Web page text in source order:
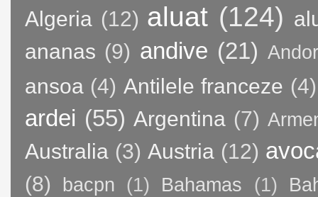
Algeria (12) aluat (124)
ananas (9) andive (21)
ansoa (4) Antilele franceze (4)
ardei (55) Argentina (7)
Australia (3) Austria (12)
(8) bacpn (1) Bahamas (1)